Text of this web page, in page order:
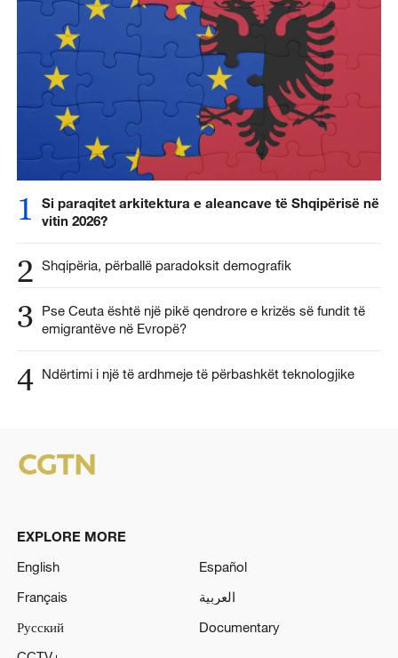
1
Si paraqitet arkitektura e aleancave të Shqipërisë në
vitin 2026?
2 Shqipëria, përballë paradoksit demografik
3
Pse Ceuta është një pikë qendrore e krizës së fundit të
emigrantëve në Evropë?
4 Ndërtimi i një të ardhmeje të përbashkët teknologjike
EXPLORE MORE
English
Español
Français
العربية
Русский
Documentary